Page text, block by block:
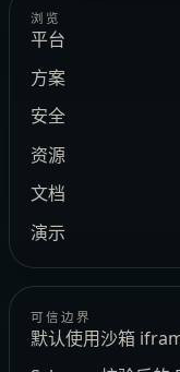
浏览
平台
方案
安全
资源
文档
演示
可信边界
默认使用沙箱